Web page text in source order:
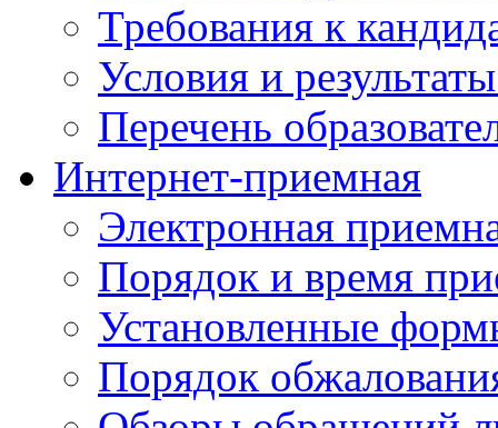
Требования к
Условия и
Перечень
Интернет-приемная
Электронная
Порядок и время
Установленные
Порядок